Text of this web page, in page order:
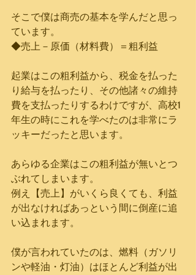
そこで僕は商売の基本を学んだと思っ
ています。
◆売上－原価（材料費）＝粗利益
起業はこの粗利益から、税金を払った
り給与を払ったり、その他諸々の維持
費を支払ったりするわけですが、高校1
年生の時にこれを学べたのは非常にラ
ッキーだったと思います。
あらゆる企業はこの粗利益が無いとつ
ぶれてしまいます。
例え【売上】がいくら良くても、利益
が出なければあっという間に倒産に追
い込まれます。
僕が言われていたのは、燃料（ガソリ
ンや軽油・灯油）はほとんど利益が出